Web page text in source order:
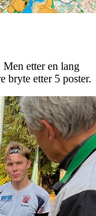
etter en lang
bryte etter 5 poster.